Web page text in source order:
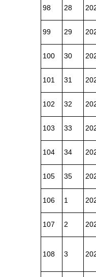
98 28
99 29
100 30
101 31
102 32
103 33
104 34
105 35
106 1
107 2
108 3